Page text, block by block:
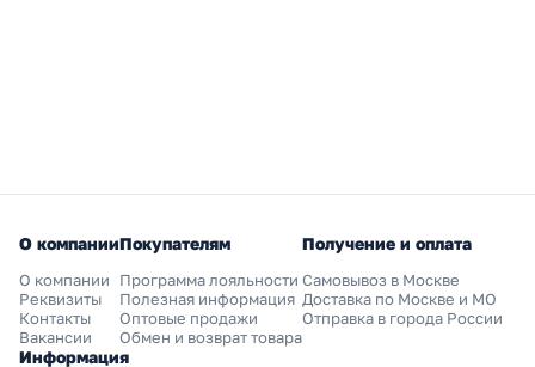
О компании
О компании
Реквизиты
Контакты
Вакансии
Покупателям
Программа лояльности
Полезная информация
Оптовые продажи
Обмен и возврат товара
Получение и оплата
Самовывоз в Москве
Доставка по Москве и МО
Отправка в города России
Информация